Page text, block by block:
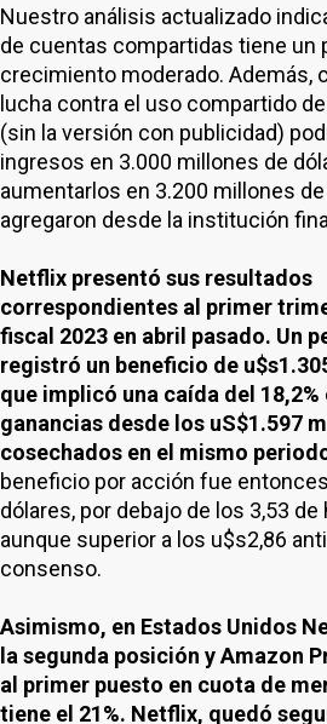
Nuestro análisis actualizado
de cuentas compartidas tiene un
crecimiento moderado. Además,
lucha contra el uso compartido
(sin la versión con publicidad)
ingresos en 3.000 millones de
aumentarlos en 3.200 millones
agregaron desde la institución
Netflix presentó sus resultados
correspondientes al primer
fiscal 2023 en abril pasado. Un
registró un beneficio de
que implicó una caída del 18,2%
ganancias desde los uS$1.597
cosechados en el mismo
beneficio por acción fue
dólares, por debajo de los 3,53 de
aunque superior a los u$s2,86
consenso.
Asimismo, en Estados Unidos
la segunda posición y Amazon
al primer puesto en cuota de
tiene el 21%. Netflix, quedó